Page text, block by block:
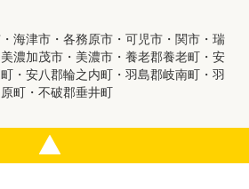
海津市・各務原市・可児市・関市・瑞
濃加茂市・美濃市・養老郡養老町・安
・安八郡輪之内町・羽島郡岐南町・羽
町・不破郡垂井町